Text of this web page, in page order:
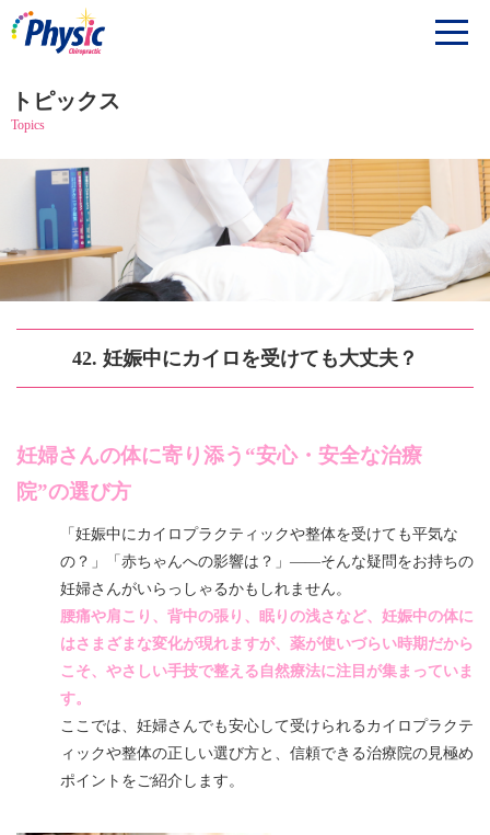
トピックス
Topics
42. 妊娠中にカイロを受けても大丈夫？
妊婦さんの体に寄り添う“安心・安全な治療
院”の選び方
「妊娠中にカイロプラクティックや整体を受けても平気な
の？」「赤ちゃんへの影響は？」 ――そんな疑問をお持ちの
妊婦さんがいらっしゃるかもしれません。
腰痛や肩こり、背中の張り、眠りの浅さなど、妊娠中の体に
はさまざまな変化が現れますが、薬が使いづらい時期だから
こそ、やさしい手技で整える自然療法に注目が集まっていま
す。
ここでは、妊婦さんでも安心して受けられるカイロプラクテ
ィックや整体の正しい選び方と、信頼できる治療院の見極め
ポイントをご紹介します。